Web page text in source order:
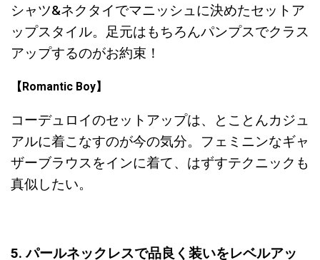
シャツ&ネクタイでマニッシュに決めたセットア
ップスタイル。足元はもちろんパンプスでクラス
アップするのがお約束！
【Romantic Boy】
コーデュロイのセットアップは、とことんカジュ
アルに着こなすのが今の気分。フェミニンなギャ
ザーブラウスをインに着て、はずすテクニックも
真似したい。
5. パールネックレスで品良く装いをレベルアッ